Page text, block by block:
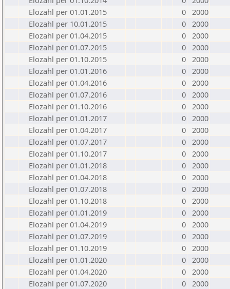
Elozahl per 01.01.2015
0 2000
Elozahl per 10.01.2015
0 2000
Elozahl per 01.04.2015
0 2000
Elozahl per 01.07.2015
0 2000
Elozahl per 01.10.2015
0 2000
Elozahl per 01.01.2016
0 2000
Elozahl per 01.04.2016
0 2000
Elozahl per 01.07.2016
0 2000
Elozahl per 01.10.2016
0 2000
Elozahl per 01.01.2017
0 2000
Elozahl per 01.04.2017
0 2000
Elozahl per 01.07.2017
0 2000
Elozahl per 01.10.2017
0 2000
Elozahl per 01.01.2018
0 2000
Elozahl per 01.04.2018
0 2000
Elozahl per 01.07.2018
0 2000
Elozahl per 01.10.2018
0 2000
Elozahl per 01.01.2019
0 2000
Elozahl per 01.04.2019
0 2000
Elozahl per 01.07.2019
0 2000
Elozahl per 01.10.2019
0 2000
Elozahl per 01.01.2020
0 2000
Elozahl per 01.04.2020
0 2000
Elozahl per 01.07.2020
0 2000